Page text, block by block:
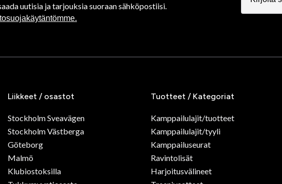
uutisia ja tarjouksia suoraan sähköpostiisi.
Liikkeet / osastot
Stockholm Sveavägen
Stockholm Västberga
Göteborg
Malmö
Klubiostoksilla
Tuotteet / Kategoriat
Kamppailulajit/tuotteet
Kamppailulajit/tyyli
Kamppailuseurat
Ravintolisät
Harjoitusvälineet